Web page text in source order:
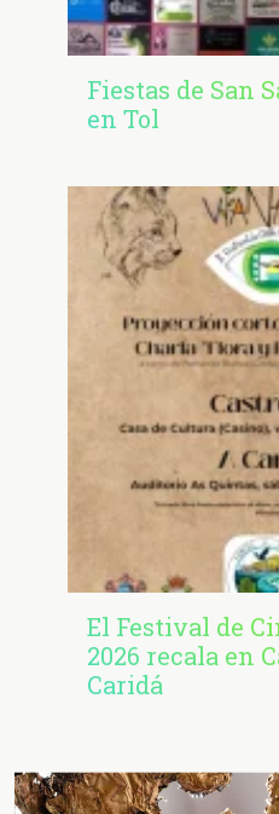
Fiestas de San
en Tol
El Festival de
2026 recala en
Caridá